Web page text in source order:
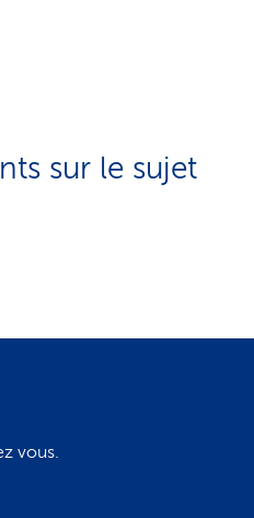
sur le sujet
vous.